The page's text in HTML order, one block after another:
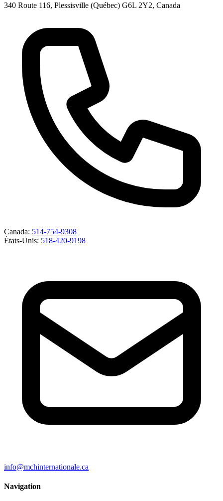
340 Route 116, Plessisville (Québec) G6L 2Y2, Canada
Canada: 514-754-9308
États-Unis: 518-420-9198
info@mchinternationale.ca
Navigation